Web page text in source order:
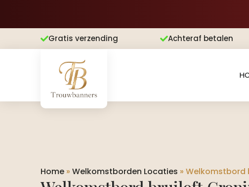
Gratis verzending Achteraf betalen
Home » Welkomstborden Locaties » Welkomstbord